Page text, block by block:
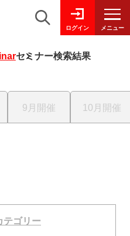
ログイン メニュー
セミナー検索結果
9月開催 10月開催
テゴリー